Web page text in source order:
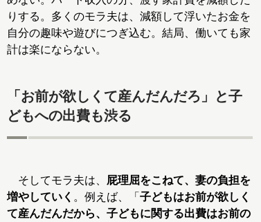
りする。多くのモラ夫は、減額して浮いたお金を
自分の趣味や遊びにつぎ込む。結局、働いても家
計は楽にならない。
「お前が欲しくて産んだんだろ」と子
どもへの出費も渋る
そしてモラ夫は、 屁理屈をこねて、妻の負担を
増やしていく 。例えば、「 子どもはお前が欲しく
て産んだんだから、子どもに関する出費はお前の